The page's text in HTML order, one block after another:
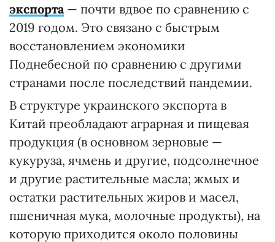
экспорта — почти вдвое по сравнению с
2019 годом. Это связано с быстрым
восстановлением экономики
Поднебесной по сравнению с другими
странами после последствий пандемии.
В структуре украинского экспорта в
Китай преобладают аграрная и пищевая
продукция (в основном зерновые —
кукуруза, ячмень и другие, подсолнечное
и другие растительные масла; жмых и
остатки растительных жиров и масел,
пшеничная мука, молочные продукты), на
которую приходится около половины